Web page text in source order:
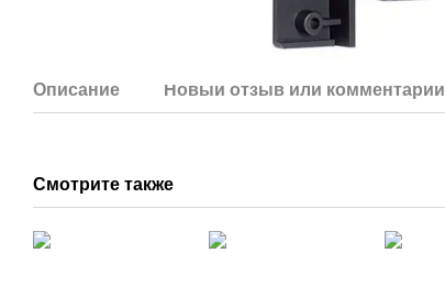
Описание Новый отзыв или комментарий
Смотрите также